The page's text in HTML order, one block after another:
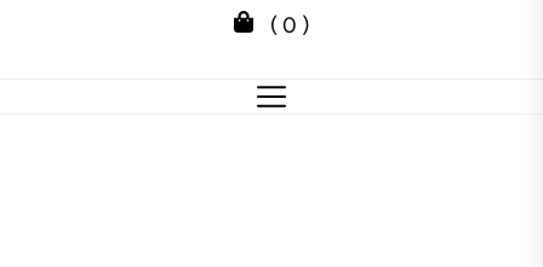
( 0 )